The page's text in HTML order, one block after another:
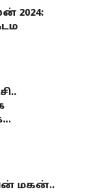
2024:
மகன்..